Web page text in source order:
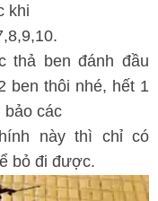
khi
thả ben đánh đầu
ben thôi nhé, hết 1
bảo các
này thì chỉ có
bỏ đi được.